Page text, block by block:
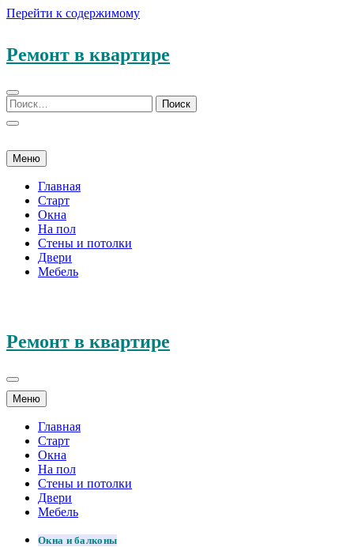
Перейти к содержимому
Ремонт в квартире
Меню
Главная
Старт
Окна
На пол
Стены и потолки
Двери
Мебель
Ремонт в квартире
Меню
Главная
Старт
Окна
На пол
Стены и потолки
Двери
Мебель
Окна и балконы